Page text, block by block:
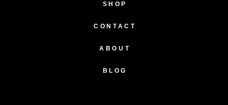
SHOP
CONTACT
ABOUT
BLOG